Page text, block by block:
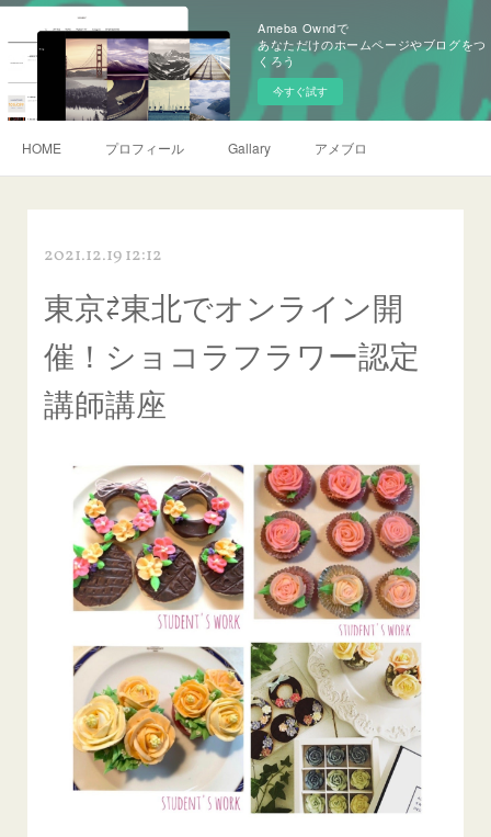
Ameba Owndで
あなただけのホームページやブログをつ
くろう
今すぐ試す
HOME プロフィール Gallary アメブロ
2021.12.19 12:12
東京⇄東北でオンライン開
催！ショコラフラワー認定
講師講座